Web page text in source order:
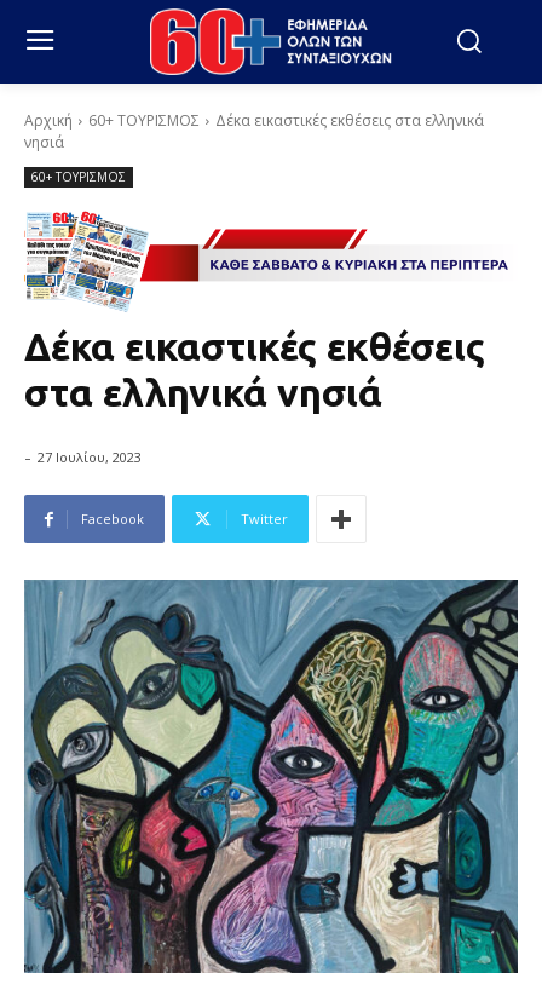
Αρχική 60+ ΤΟΥΡΙΣΜΟΣ
Δέκα εικαστικές εκθέσεις στα ελληνικά
νησιά
60+ ΤΟΥΡΙΣΜΟΣ
Δέκα εικαστικές εκθέσεις
στα ελληνικά νησιά
- 27 Ιουλίου, 2023
Facebook Twitter